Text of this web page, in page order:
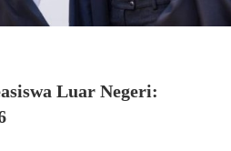
Luar Negeri: